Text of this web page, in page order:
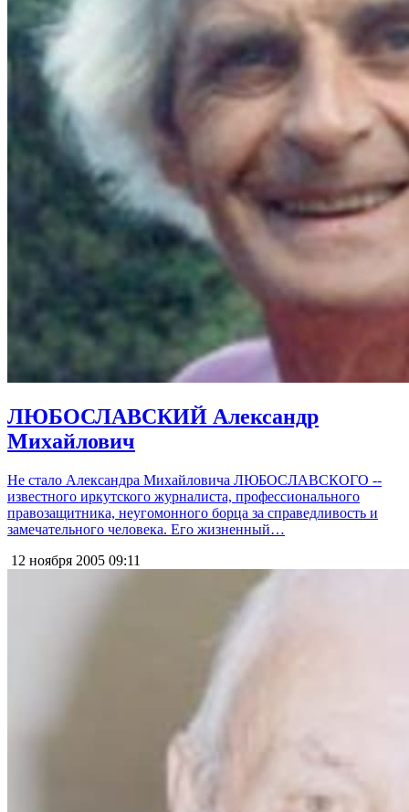
ЛЮБОСЛАВСКИЙ Александр
Михайлович
Не стало Александра Михайловича ЛЮБОСЛАВСКОГО --
известного иркутского журналиста, профессионального
правозащитника, неугомонного борца за справедливость и
замечательного человека. Его жизненный…
12 ноября 2005 09:11